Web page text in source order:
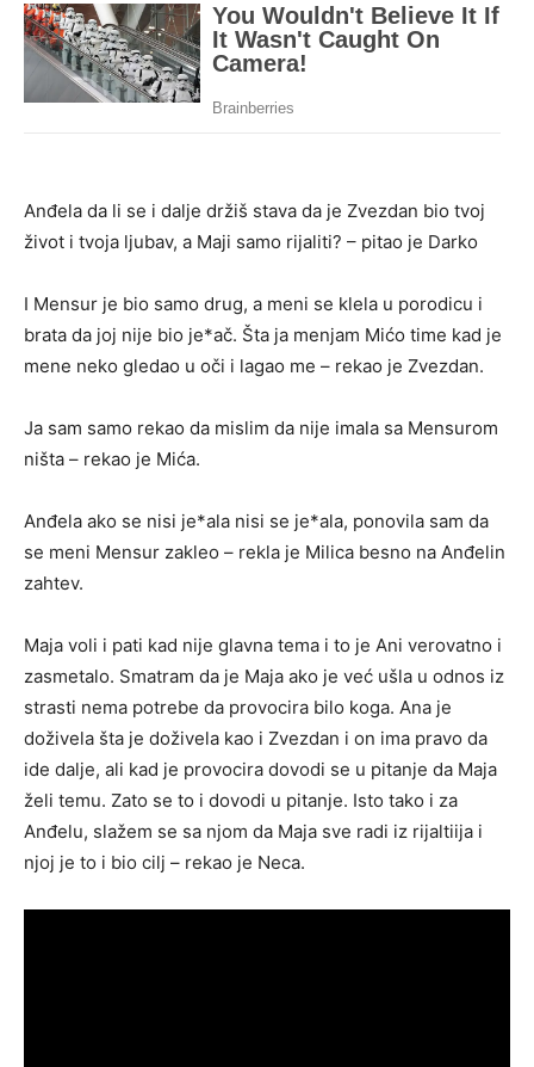
Anđela da li se i dalje držiš stava da je Zvezdan bio tvoj
život i tvoja ljubav, a Maji samo rijaliti? – pitao je Darko
I Mensur je bio samo drug, a meni se klela u porodicu i
brata da joj nije bio je*ač. Šta ja menjam Mićo time kad je
mene neko gledao u oči i lagao me – rekao je Zvezdan.
Ja sam samo rekao da mislim da nije imala sa Mensurom
ništa – rekao je Mića.
Anđela ako se nisi je*ala nisi se je*ala, ponovila sam da
se meni Mensur zakleo – rekla je Milica besno na Anđelin
zahtev.
Maja voli i pati kad nije glavna tema i to je Ani verovatno i
zasmetalo. Smatram da je Maja ako je već ušla u odnos iz
strasti nema potrebe da provocira bilo koga. Ana je
doživela šta je doživela kao i Zvezdan i on ima pravo da
ide dalje, ali kad je provocira dovodi se u pitanje da Maja
želi temu. Zato se to i dovodi u pitanje. Isto tako i za
Anđelu, slažem se sa njom da Maja sve radi iz rijaltiija i
njoj je to i bio cilj – rekao je Neca.